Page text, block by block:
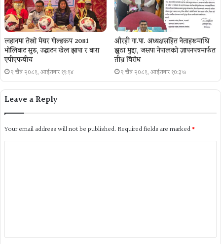
लहानमा तेस्रो मेयर गोल्डकप 2081
भोलिबाट सुरु, उद्घाटन खेल झापा र बारा
एपीएफबीच
९ चैत्र २०८१, आईतवार ११:१४
औरही गा.पा. अध्यक्षसहित नेताहरूमाथि
झुठा मुद्दा, जसपा नेपालको ज्ञापनपत्रमार्फत
तीव्र विरोध
९ चैत्र २०८१, आईतवार १०:३७
Leave a Reply
Your email address will not be published. Required fields are marked*